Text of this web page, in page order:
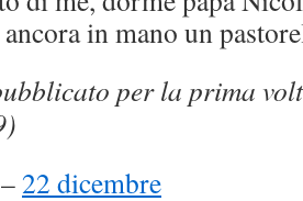
in mano un
per la prima
–22 dicembre